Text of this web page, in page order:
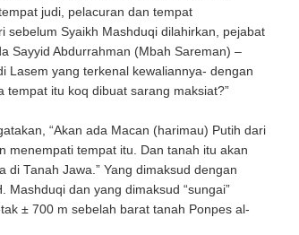
judi, pelacuran dan tempat
sebelum Syaikh Mashduqi dilahirkan, pejabat
Sayyid Abdurrahman (Mbah Sareman) –
Lasem yang terkenal kewaliannya- dengan
tempat itu koq dibuat sarang maksiat?”
“Akan ada Macan (harimau) Putih dari
menempati tempat itu. Dan tanah itu akan
di Tanah Jawa.” Yang dimaksud dengan
Mashduqi dan yang dimaksud “sungai”
± 700 m sebelah barat tanah Ponpes al-